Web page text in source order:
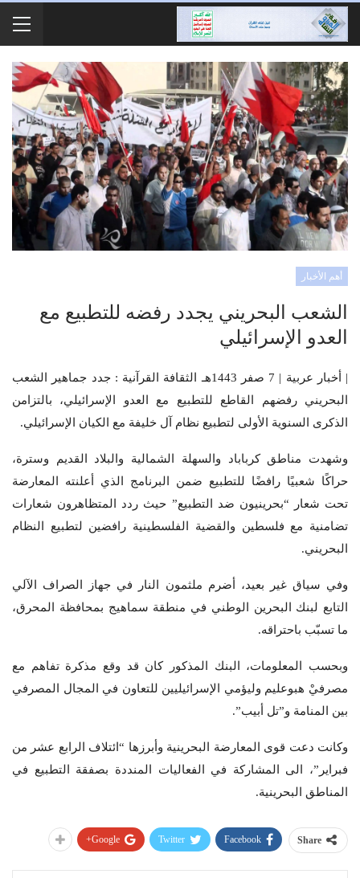
أهم الأخبار
الشعب البحريني يجدد رفضه للتطبيع مع
العدو الإسرائيلي
| أخبار عربية | 7 صفر 1443هـ الثقافة القرآنية : جدد جماهير الشعب
البحريني رفضهم القاطع للتطبيع مع العدو الإسرائيلي، بالتزامن
الذكرى السنوية الأولى لتطبيع نظام آل خليفة مع الكيان الإسرائيلي.
وشهدت مناطق كرباباد والسهلة الشمالية والبلاد القديم وسترة،
حراكًا شعبيًا رافضًا للتطبيع ضمن البرنامج الذي أعلنته المعارضة
تحت شعار “بحرينيون ضد التطبيع” حيث ردد المتظاهرون شعارات
تضامنية مع فلسطين والقضية الفلسطينية رافضين لتطبيع النظام
البحريني.
وفي سياق غير بعيد، أضرم ملثمون النار في جهاز الصراف الآلي
التابع لبنك البحرين الوطني في منطقة سماهيج بمحافظة المحرق،
ما تسبّب باحتراقه.
وبحسب المعلومات، البنك المذكور كان قد وقع مذكرة تفاهم مع
مصرفيْ هبوعليم وليؤمي الإسرائيليين للتعاون في المجال المصرفي
بين المنامة و”تل أبيب”.
وكانت دعت قوى المعارضة البحرينية وأبرزها “ائتلاف الرابع عشر من
فبراير”، الى المشاركة في الفعاليات المنددة بصفقة التطبيع في
المناطق البحرينية.
Share
Facebook
Twitter
Google+